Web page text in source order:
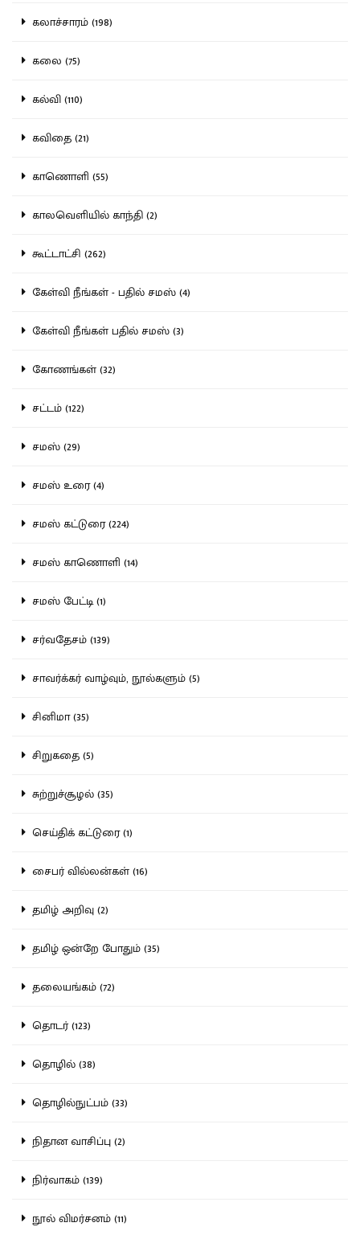
கலாச்சாரம் (198)
கலை (75)
கல்வி (110)
கவிதை (21)
காணொளி (55)
காலவெளியில் காந்தி (2)
கூட்டாட்சி (262)
கேள்வி நீங்கள் - பதில் சமஸ் (4)
கேள்வி நீங்கள் பதில் சமஸ் (3)
கோணங்கள் (32)
சட்டம் (122)
சமஸ் (29)
சமஸ் உரை (4)
சமஸ் கட்டுரை (224)
சமஸ் காணொளி (14)
சமஸ் பேட்டி (1)
சர்வதேசம் (139)
சாவர்க்கர் வாழ்வும், நூல்களும் (5)
சினிமா (35)
சிறுகதை (5)
சுற்றுச்சூழல் (35)
செய்திக் கட்டுரை (1)
சைபர் வில்லன்கள் (16)
தமிழ் அறிவு (2)
தமிழ் ஒன்றே போதும் (35)
தலையங்கம் (72)
தொடர் (123)
தொழில் (38)
தொழில்நுட்பம் (33)
நிதான வாசிப்பு (2)
நிர்வாகம் (139)
நூல் விமர்சனம் (11)